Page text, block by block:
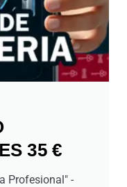
35 €
Profesional" -